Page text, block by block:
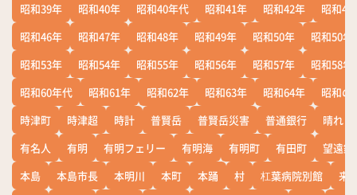
昭和39年
昭和40年 昭和40年代 昭和41年 昭和42年
昭和43
昭和46年
昭和47年 昭和48年 昭和49年 昭和50年
昭和50年
昭和53年
昭和54年 昭和55年 昭和56年 昭和57年
昭和58年
昭和60年代
昭和61年 昭和62年 昭和63年 昭和64年
昭和の
時津町
時津超 時計 普賢岳 普賢岳災害 普通銀行
晴れ
有名人
有明 有明フェリー 有明海 有明町 有田町
望遠鏡
本島
本島市長 本明川 本町 本踊 村 杠葉病院別館
来